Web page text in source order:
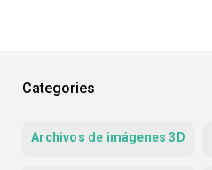
Categories
Archivos de imágenes 3D